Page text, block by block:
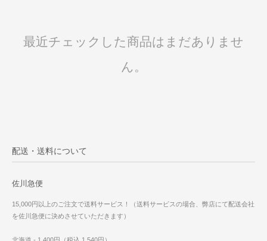
最近チェックした商品はまだありませ
ん。
配送・送料について
佐川急便
15,000円以上のご注文で送料サービス！（送料サービスの場合、弊店にて配送会社
を佐川急便に決めさせていただきます）